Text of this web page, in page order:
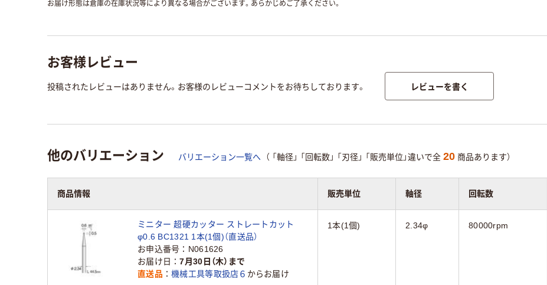
お届け形態は倉庫の在庫状況等により異なる場合がございます。あらかじめご了承ください。
お客様レビュー
投稿されたレビューはありません。お客様のレビューコメントをお待ちしております。 レビューを書く
他のバリエーション バリエーション一覧へ （ 「軸径」 「回転数」 「刃径」 「販売単位」違いで全 20 商品あります）
商品情報 販売単位 軸径 回転数
ミニター 超硬カッター ストレートカット
φ0.6 BC1321 1本(1個)（直送品）
お申込番号
N061626
お届け日
7月30日（木）まで
直送品
機械工具等取扱店６ からお届け
1本(1個) 2.34φ 80000rpm